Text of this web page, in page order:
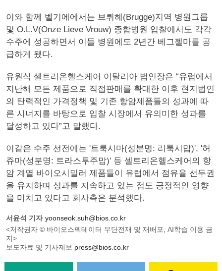
이와 함께 벨기에에서는 브뤼헤(Brugge)지역 병원그룹
및 O.L.V(Onze Lieve Vrouw) 종합병원 입찰에서도 각각
수주에 성공하면서 이들 병원에도 2년간 베그젤마를 공
급하게 됐다.
유원식 셀트리온헬스케어 이탈리아 법인장은 “유럽에서
지난해 모든 제품으로 직접판매를 확대한 이후 현지법인
의 탄력적인 가격정책 및 기존 항암제품들의 성과에 따
른 시너지를 바탕으로 입찰 시장에서 유의미한 성과를
달성하고 있다”고 말했다.
이같은 수주 선전에는 '트룩시마(성분명: 리툭시맙)', '허
쥬마(성분명: 트라스투주맙)' 등 셀트리온헬스케어의 항
암 계열 바이오시밀러 제품들이 유럽에서 점유율 선두권
을 유지하며 성과를 지속하고 있는 점도 긍정적인 영향
을 미치고 있다고 회사측은 분석했다.
서윤석 기자 yoonseok.suh@bios.co.kr
<저작권자 © 바이오스펙테이터 무단전재 및 재배포, AI학습 이용 금
지>
보도자료 및 기사제보 press@bios.co.kr